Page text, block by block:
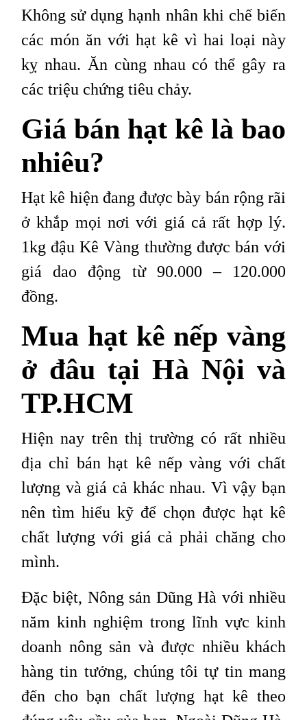
Không sử dụng hạnh nhân khi chế biến
các món ăn với hạt kê vì hai loại này
kỵ nhau. Ăn cùng nhau có thể gây ra
các triệu chứng tiêu chảy.
Giá bán hạt kê là bao
nhiêu?
Hạt kê hiện đang được bày bán rộng rãi
ở khắp mọi nơi với giá cả rất hợp lý.
1kg đậu Kê Vàng thường được bán với
giá dao động từ 90.000 – 120.000
đồng.
Mua hạt kê nếp vàng
ở đâu tại Hà Nội và
TP.HCM
Hiện nay trên thị trường có rất nhiều
địa chỉ bán hạt kê nếp vàng với chất
lượng và giá cả khác nhau. Vì vậy bạn
nên tìm hiểu kỹ để chọn được hạt kê
chất lượng với giá cả phải chăng cho
mình.
Đặc biệt, Nông sản Dũng Hà với nhiều
năm kinh nghiệm trong lĩnh vực kinh
doanh nông sản và được nhiều khách
hàng tin tưởng, chúng tôi tự tin mang
đến cho bạn chất lượng hạt kê theo